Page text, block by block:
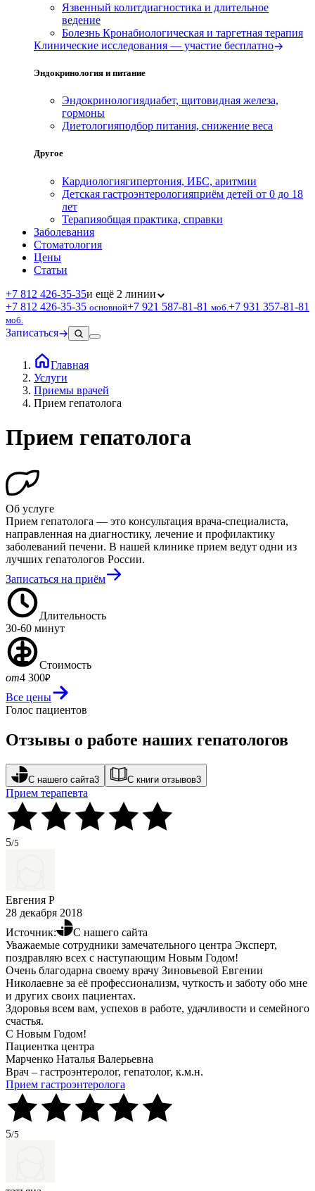
Язвенный колитдиагностика и длительное
ведение
Болезнь Кронабиологическая и таргетная терапия
Клинические исследования — участие бесплатно
Эндокринология и питание
Эндокринологиядиабет, щитовидная железа,
гормоны
Диетологияподбор питания, снижение веса
Другое
Кардиологиягипертония, ИБС, аритмии
Детская гастроэнтерологияприём детей от 0 до 18
лет
Терапияобщая практика, справки
Заболевания
Стоматология
Цены
Статьи
+7 812 426‑35‑35и ещё 2 линии
+7 812 426‑35‑35 основной+7 921 587‑81‑81 моб. +7 931 357‑81‑81
моб.
Записаться
Главная
Услуги
Приемы врачей
Прием гепатолога
Прием гепатолога
Об услуге
Прием гепатолога — это консультация врача-специалиста,
направленная на диагностику, лечение и профилактику
заболеваний печени. В нашей клинике прием ведут одни из
лучших гепатологов России.
Записаться на приём
Длительность
30-60 минут
Стоимость
от4 300₽
Все цены
Голос пациентов
Отзывы о работе наших гепатологов
С нашего сайта3 С книги отзывов3
Прием терапевта
5/5
Евгения Р
28 декабря 2018
Источник:
С нашего сайта
Уважаемые сотрудники замечательного центра Эксперт,
поздравляю всех с наступающим Новым Годом!
Очень благодарна своему врачу Зиновьевой Евгении
Николаевне за её профессионализм, чуткость и заботу обо мне
и других своих пациентах.
Здоровья всем вам, успехов в работе, удачливости и семейного
счастья.
С Новым Годом!
Пациентка центра
Марченко Наталья Валерьевна
Врач – гастроэнтеролог, гепатолог, к.м.н.
Прием гастроэнтеролога
5/5